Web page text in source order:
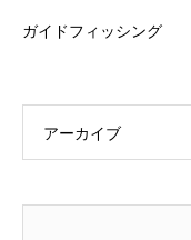
ガイドフィッシング
アーカイブ